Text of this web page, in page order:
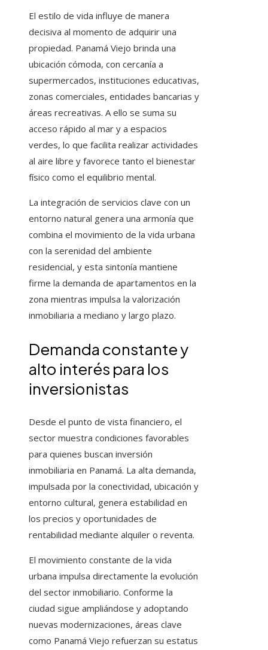
El estilo de vida influye de manera
decisiva al momento de adquirir una
propiedad. Panamá Viejo brinda una
ubicación cómoda, con cercanía a
supermercados, instituciones educativas,
zonas comerciales, entidades bancarias y
áreas recreativas. A ello se suma su
acceso rápido al mar y a espacios
verdes, lo que facilita realizar actividades
al aire libre y favorece tanto el bienestar
físico como el equilibrio mental.
La integración de servicios clave con un
entorno natural genera una armonía que
combina el movimiento de la vida urbana
con la serenidad del ambiente
residencial, y esta sintonía mantiene
firme la demanda de apartamentos en la
zona mientras impulsa la valorización
inmobiliaria a mediano y largo plazo.
Demanda constante y
alto interés para los
inversionistas
Desde el punto de vista financiero, el
sector muestra condiciones favorables
para quienes buscan inversión
inmobiliaria en Panamá. La alta demanda,
impulsada por la conectividad, ubicación y
entorno cultural, genera estabilidad en
los precios y oportunidades de
rentabilidad mediante alquiler o reventa.
El movimiento constante de la vida
urbana impulsa directamente la evolución
del sector inmobiliario. Conforme la
ciudad sigue ampliándose y adoptando
nuevas modernizaciones, áreas clave
como Panamá Viejo refuerzan su estatus